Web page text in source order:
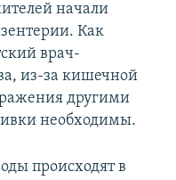
начали
Как
врач-
из-за кишечной
другими
необходимы.
происходят в